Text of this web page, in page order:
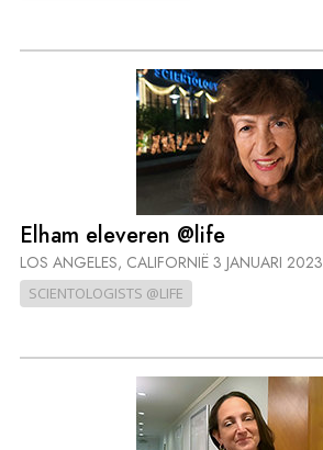
Elham eleveren @life
LOS ANGELES, CALIFORNIË 3 JANUARI 2023
SCIENTOLOGISTS @LIFE